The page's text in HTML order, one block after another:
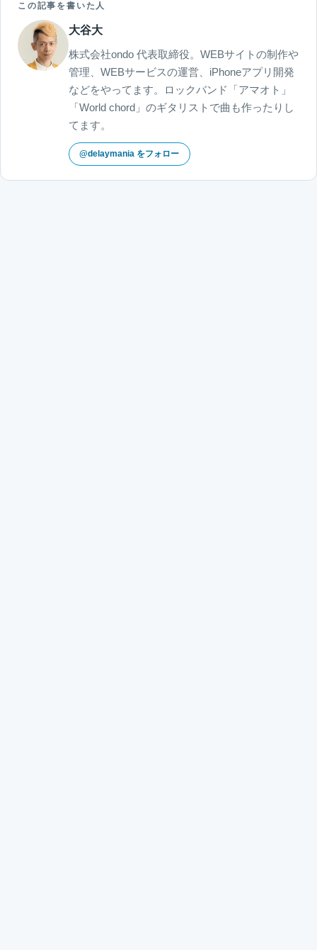
この記事を書いた人
大谷大
株式会社ondo 代表取締役。WEBサイトの制作や
管理、WEBサービスの運営、iPhoneアプリ開発
などをやってます。ロックバンド「アマオト」
「World chord」のギタリストで曲も作ったりし
てます。
@delaymania をフォロー